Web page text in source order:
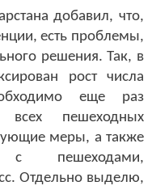
добавил, что,
есть проблемы,
решения. Так, в
рост числа
еще раз
всех пешеходных
меры, а также
с пешеходами,
Отдельно выделю,